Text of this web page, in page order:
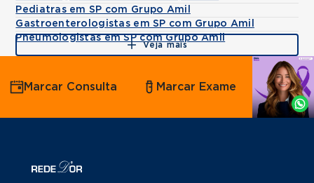
Pediatras em SP com Grupo Amil
Gastroenterologistas em SP com Grupo Amil
Pneumologistas em SP com Grupo Amil
Veja mais
Agende
por
Whatsapp
Marcar Consulta Marcar Exame